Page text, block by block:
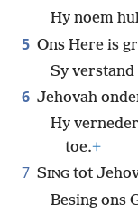
Hy noem
5 Ons Here is
Sy
6 Jehovah
Hy
toe.+
7 SING tot
Besing ons